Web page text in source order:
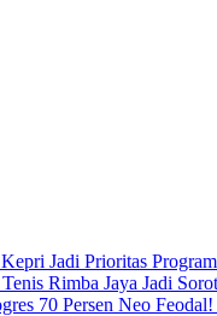
Jadi Prioritas
Rimba Jaya Jadi
Neo Feodal!